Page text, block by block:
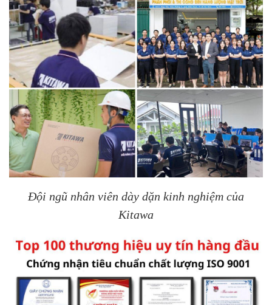
Đội ngũ nhân viên dày dặn kinh nghiệm của
Kitawa